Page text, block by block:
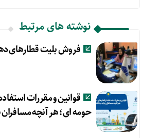
نوشته های مرتبط
فروش بلیت قطارهای
قوانین و مقررات
حومه ای؛ هر آنچه مسافران